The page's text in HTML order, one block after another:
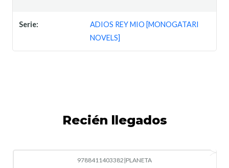
Serie:
ADIOS REY MIO [MONOGATARI
NOVELS]
Recién llegados
9788411403382 |PLANETA